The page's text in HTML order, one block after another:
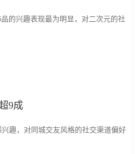
的兴趣表现最为明显，对二次元的社
9成
趣，对同城交友风格的社交渠道偏好